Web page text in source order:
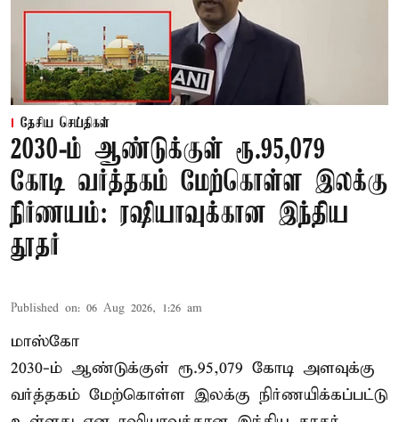
தேசிய செய்திகள்
2030-ம் ஆண்டுக்குள் ரூ.95,079
கோடி வர்த்தகம் மேற்கொள்ள இலக்கு
நிர்ணயம்: ரஷியாவுக்கான இந்திய
தூதர்
Published on: 06 Aug 2026, 1:26 am
மாஸ்கோ
2030-ம் ஆண்டுக்குள் ரூ.95,079 கோடி அளவுக்கு
வர்த்தகம் மேற்கொள்ள இலக்கு நிர்ணயிக்கப்பட்டு